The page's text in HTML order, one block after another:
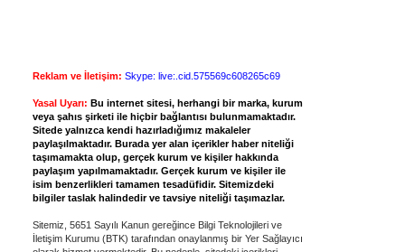
Reklam ve İletişim: Skype: live:.cid.575569c608265c69
Yasal Uyarı: Bu internet sitesi, herhangi bir marka, kurum
veya şahıs şirketi ile hiçbir bağlantısı bulunmamaktadır.
Sitede yalnızca kendi hazırladığımız makaleler
paylaşılmaktadır. Burada yer alan içerikler haber niteliği
taşımamakta olup, gerçek kurum ve kişiler hakkında
paylaşım yapılmamaktadır. Gerçek kurum ve kişiler ile
isim benzerlikleri tamamen tesadüfidir. Sitemizdeki
bilgiler taslak halindedir ve tavsiye niteliği taşımazlar.
Sitemiz, 5651 Sayılı Kanun gereğince Bilgi Teknolojileri ve
İletişim Kurumu (BTK) tarafından onaylanmış bir Yer Sağlayıcı